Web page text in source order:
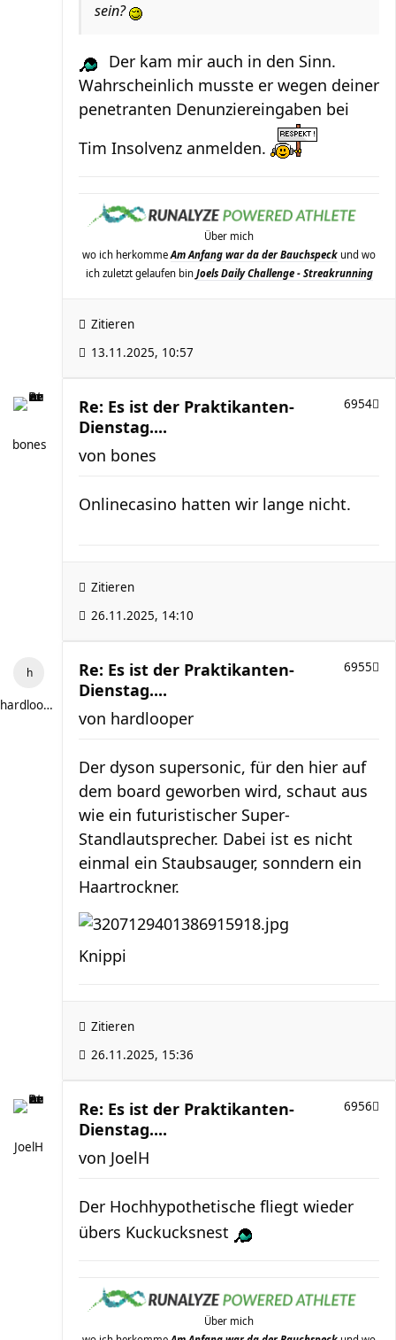
sein?
Der kam mir auch in den Sinn.
Wahrscheinlich musste er wegen deiner
penetranten Denunziereingaben bei
Tim Insolvenz anmelden.
Über mich
wo ich herkommeAm Anfang war da der Bauchspeck und wo
ich zuletzt gelaufen bin Joels Daily Challenge - Streakrunning
Zitieren
13.11.2025, 10:57
bones
Re: Es ist der Praktikanten-
Dienstag....
6954
von bones
Onlinecasino hatten wir lange nicht.
Zitieren
26.11.2025, 14:10
hardlooper
Re: Es ist der Praktikanten-
Dienstag....
6955
von hardlooper
Der dyson supersonic, für den hier auf
dem board geworben wird, schaut aus
wie ein futuristischer Super-
Standlautsprecher. Dabei ist es nicht
einmal ein Staubsauger, sonndern ein
Haartrockner.
Knippi
Zitieren
26.11.2025, 15:36
JoelH
Re: Es ist der Praktikanten-
Dienstag....
6956
von JoelH
Der Hochhypothetische fliegt wieder
übers Kuckucksnest
Über mich